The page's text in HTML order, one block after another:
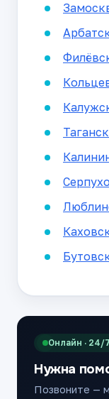
Онлайн · 24/7
Нужна
Позвоните —